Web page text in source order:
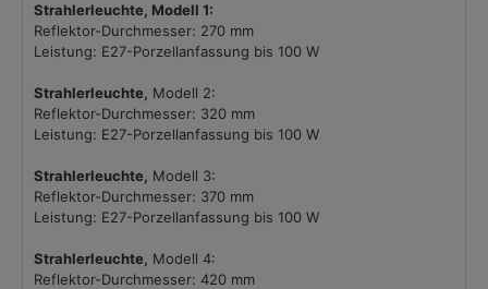
Strahlerleuchte, Modell 1:
Reflektor-Durchmesser: 270 mm
Leistung: E27-Porzellanfassung bis 100 W
Strahlerleuchte, Modell 2:
Reflektor-Durchmesser: 320 mm
Leistung: E27-Porzellanfassung bis 100 W
Strahlerleuchte, Modell 3:
Reflektor-Durchmesser: 370 mm
Leistung: E27-Porzellanfassung bis 100 W
Strahlerleuchte, Modell 4:
Reflektor-Durchmesser: 420 mm